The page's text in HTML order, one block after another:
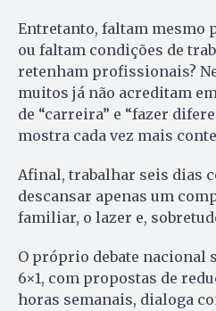
Entretanto, faltam mesmo
ou faltam condições de
retenham profissionais?
muitos já não acreditam
de “carreira” e “fazer
mostra cada vez mais
Afinal, trabalhar seis dias
descansar apenas um
familiar, o lazer e,
O próprio debate nacional
6×1, com propostas de
horas semanais, dialoga